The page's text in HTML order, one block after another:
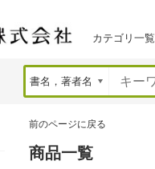
カテゴリ一覧
前のページに戻る
商品一覧